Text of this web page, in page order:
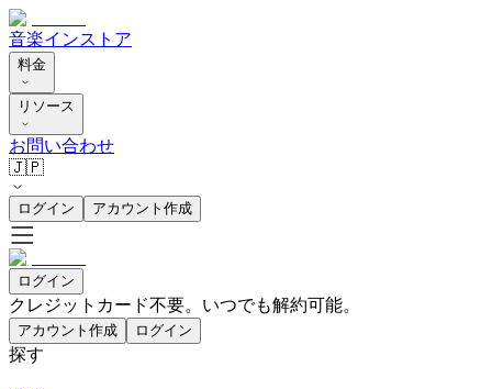
音楽インストア
料金
リソース
お問い合わせ
🇯🇵
ログイン アカウント作成
ログイン
クレジットカード不要。いつでも解約可能。
アカウント作成 ログイン
探す